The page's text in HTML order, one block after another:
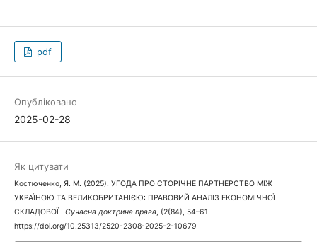
pdf
Опубліковано
2025-02-28
Як цитувати
Костюченко, Я. М. (2025). УГОДА ПРО СТОРІЧНЕ ПАРТНЕРСТВО МІЖ
УКРАЇНОЮ ТА ВЕЛИКОБРИТАНІЄЮ: ПРАВОВИЙ АНАЛІЗ ЕКОНОМІЧНОЇ
СКЛАДОВОЇ . Сучасна доктрина права, (2(84), 54–61.
https://doi.org/10.25313/2520-2308-2025-2-10679